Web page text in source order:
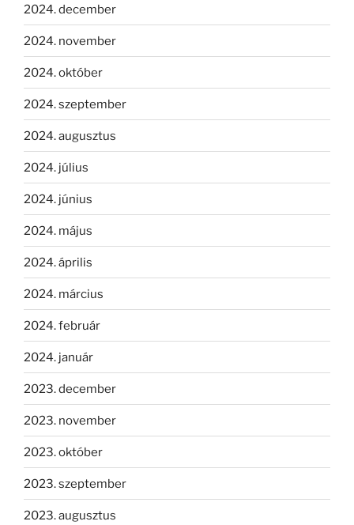
2024. december
2024. november
2024. október
2024. szeptember
2024. augusztus
2024. július
2024. június
2024. május
2024. április
2024. március
2024. február
2024. január
2023. december
2023. november
2023. október
2023. szeptember
2023. augusztus